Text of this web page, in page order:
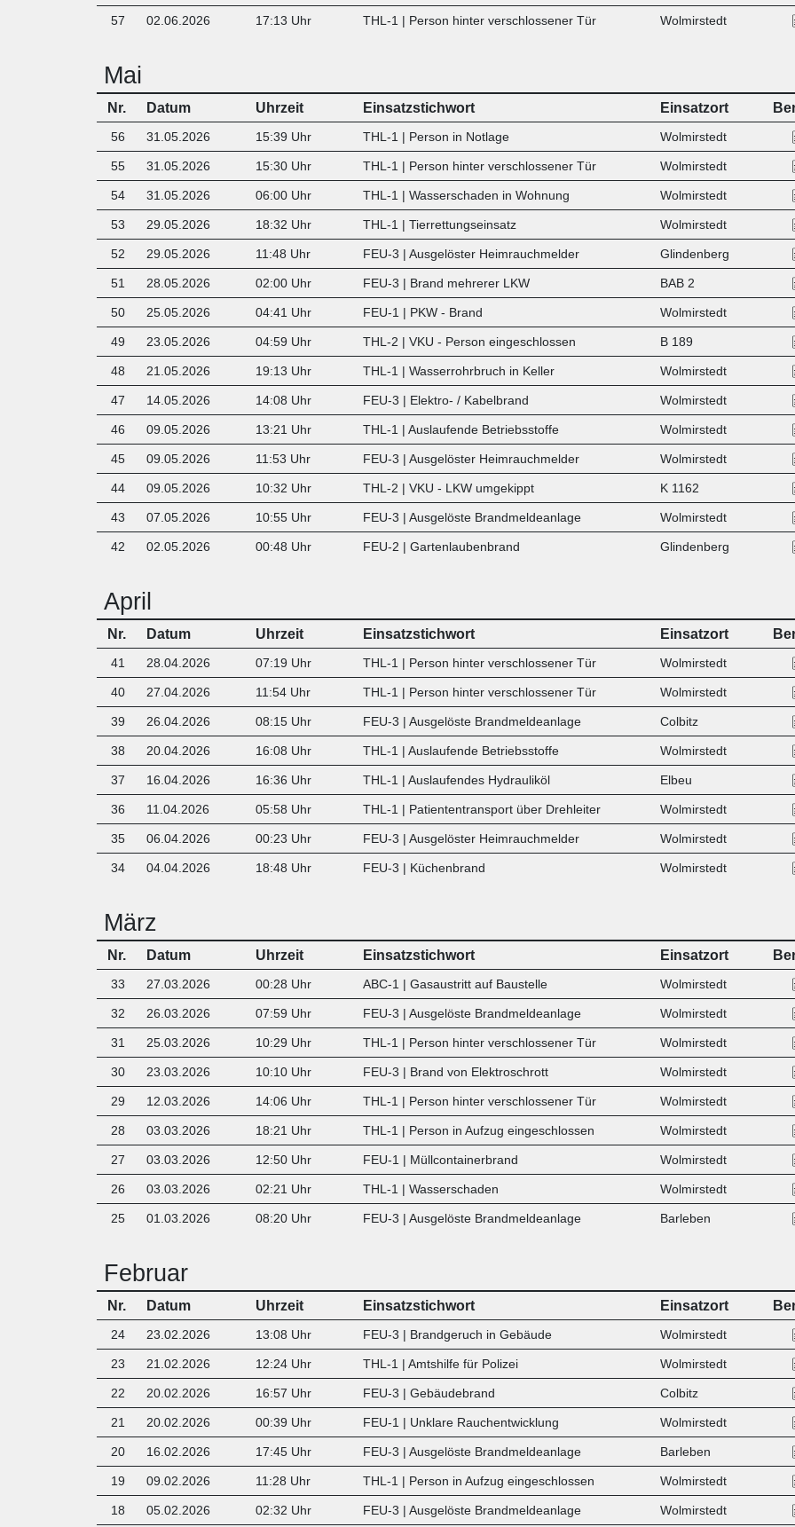
57 02.06.2026 17:13 Uhr THL-1 | Person hinter verschlossener Tür Wolmirstedt
Mai
Nr. Datum Uhrzeit Einsatzstichwort Einsatzort
56 31.05.2026 15:39 Uhr THL-1 | Person in Notlage Wolmirstedt
55 31.05.2026 15:30 Uhr THL-1 | Person hinter verschlossener Tür Wolmirstedt
54 31.05.2026 06:00 Uhr THL-1 | Wasserschaden in Wohnung Wolmirstedt
53 29.05.2026 18:32 Uhr THL-1 | Tierrettungseinsatz Wolmirstedt
52 29.05.2026 11:48 Uhr FEU-3 | Ausgelöster Heimrauchmelder Glindenberg
51 28.05.2026 02:00 Uhr FEU-3 | Brand mehrerer LKW BAB 2
50 25.05.2026 04:41 Uhr FEU-1 | PKW - Brand Wolmirstedt
49 23.05.2026 04:59 Uhr THL-2 | VKU - Person eingeschlossen B 189
48 21.05.2026 19:13 Uhr THL-1 | Wasserrohrbruch in Keller Wolmirstedt
47 14.05.2026 14:08 Uhr FEU-3 | Elektro- / Kabelbrand Wolmirstedt
46 09.05.2026 13:21 Uhr THL-1 | Auslaufende Betriebsstoffe Wolmirstedt
45 09.05.2026 11:53 Uhr FEU-3 | Ausgelöster Heimrauchmelder Wolmirstedt
44 09.05.2026 10:32 Uhr THL-2 | VKU - LKW umgekippt K 1162
43 07.05.2026 10:55 Uhr FEU-3 | Ausgelöste Brandmeldeanlage Wolmirstedt
42 02.05.2026 00:48 Uhr FEU-2 | Gartenlaubenbrand Glindenberg
April
Nr. Datum Uhrzeit Einsatzstichwort Einsatzort
41 28.04.2026 07:19 Uhr THL-1 | Person hinter verschlossener Tür Wolmirstedt
40 27.04.2026 11:54 Uhr THL-1 | Person hinter verschlossener Tür Wolmirstedt
39 26.04.2026 08:15 Uhr FEU-3 | Ausgelöste Brandmeldeanlage Colbitz
38 20.04.2026 16:08 Uhr THL-1 | Auslaufende Betriebsstoffe Wolmirstedt
37 16.04.2026 16:36 Uhr THL-1 | Auslaufendes Hydrauliköl Elbeu
36 11.04.2026 05:58 Uhr THL-1 | Patiententransport über Drehleiter Wolmirstedt
35 06.04.2026 00:23 Uhr FEU-3 | Ausgelöster Heimrauchmelder Wolmirstedt
34 04.04.2026 18:48 Uhr FEU-3 | Küchenbrand Wolmirstedt
März
Nr. Datum Uhrzeit Einsatzstichwort Einsatzort
33 27.03.2026 00:28 Uhr ABC-1 | Gasaustritt auf Baustelle Wolmirstedt
32 26.03.2026 07:59 Uhr FEU-3 | Ausgelöste Brandmeldeanlage Wolmirstedt
31 25.03.2026 10:29 Uhr THL-1 | Person hinter verschlossener Tür Wolmirstedt
30 23.03.2026 10:10 Uhr FEU-3 | Brand von Elektroschrott Wolmirstedt
29 12.03.2026 14:06 Uhr THL-1 | Person hinter verschlossener Tür Wolmirstedt
28 03.03.2026 18:21 Uhr THL-1 | Person in Aufzug eingeschlossen Wolmirstedt
27 03.03.2026 12:50 Uhr FEU-1 | Müllcontainerbrand Wolmirstedt
26 03.03.2026 02:21 Uhr THL-1 | Wasserschaden Wolmirstedt
25 01.03.2026 08:20 Uhr FEU-3 | Ausgelöste Brandmeldeanlage Barleben
Februar
Nr. Datum Uhrzeit Einsatzstichwort Einsatzort
24 23.02.2026 13:08 Uhr FEU-3 | Brandgeruch in Gebäude Wolmirstedt
23 21.02.2026 12:24 Uhr THL-1 | Amtshilfe für Polizei Wolmirstedt
22 20.02.2026 16:57 Uhr FEU-3 | Gebäudebrand Colbitz
21 20.02.2026 00:39 Uhr FEU-1 | Unklare Rauchentwicklung Wolmirstedt
20 16.02.2026 17:45 Uhr FEU-3 | Ausgelöste Brandmeldeanlage Barleben
19 09.02.2026 11:28 Uhr THL-1 | Person in Aufzug eingeschlossen Wolmirstedt
18 05.02.2026 02:32 Uhr FEU-3 | Ausgelöste Brandmeldeanlage Wolmirstedt